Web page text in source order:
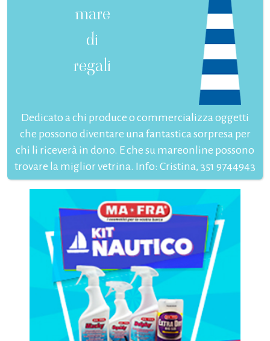
mare
di
regali
Dedicato a chi produce o commercializza oggetti
che possono diventare una fantastica sorpresa per
chi li riceverà in dono. E che su mareonline possono
trovare la miglior vetrina. Info: Cristina, 351 9744943